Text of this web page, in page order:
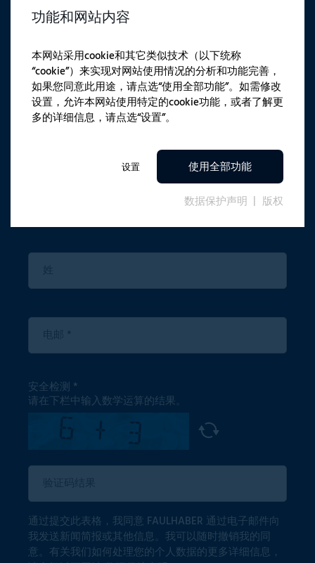
最新产品新闻
鼓舞人心的案例分析
独家活动邀请
安全检测
请在下栏中输入数学运算的结果。
通过提交此表格，我同意 FAULHABER 通过电子邮件向
我发送新闻简报或其他信息。我可以随时撤销我的同
意。有关我们如何处理您的个人数据的更多详细信息，
功能和网站内容
本网站采用cookie和其它类似技术（以下统称
“cookie”）来实现对网站使用情况的分析和功能完善，
如果您同意此用途，请点选“使用全部功能”。如需修改
设置，允许本网站使用特定的cookie功能，或者了解更
多的详细信息，请点选“设置”。
设置 使用全部功能
数据保护声明 版权